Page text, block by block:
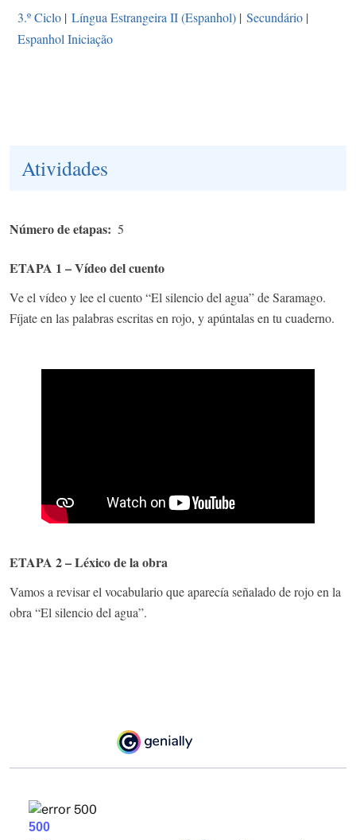
3.º Ciclo | Língua Estrangeira II (Espanhol) | Secundário |
Espanhol Iniciação
Atividades
Número de etapas 5
ETAPA 1 – Vídeo del cuento
Ve el vídeo y lee el cuento “El silencio del agua” de Saramago.
Fíjate en las palabras escritas en rojo, y apúntalas en tu cuaderno.
ETAPA 2 – Léxico de la obra
Vamos a revisar el vocabulario que aparecía señalado de rojo en la
obra “El silencio del agua”.